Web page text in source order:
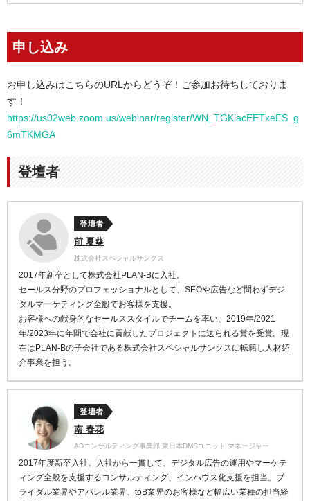
申し込み
お申し込みはこちらのURLからどうぞ！ご参加お待ちしておりま
す！
https://us02web.zoom.us/webinar/register/WN_TGKiacEETxeFS_g
6mTKMGA
登壇者
登壇者
前 夏葵
株式会社スペシャルサンクス
2017年新卒として株式会社PLAN-Bに入社。
セールス分野のプロフェッショナルとして、SEOや広告など問わずデジ
タルマーケティング全般でお客様を支援。
お客様への献身的なセールススタイルでチームを率い、2019年/2021
年/2023年に年間で会社に貢献したプロジェクトに送られる賞を受賞。現
在はPLAN-Bの子会社である株式会社スペシャルサンクスに転籍し人材紹
介事業を担う。
登壇者
南 春花
ADコンサルティング事業部 東日本DMSユニット マネージャー
2017年度新卒入社。入社から一貫して、デジタル広告の運用やマーケテ
ィング全般を支援するコンサルティング、インハウス化支援を担当。ブ
ライダル業界やアパレル業界、toB業界のお客様など幅広い業種の担当経